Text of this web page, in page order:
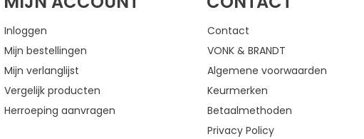
Inloggen
Mijn bestellingen
Mijn verlanglijst
Vergelijk producten
Herroeping aanvragen
Contact
VONK & BRANDT
Algemene voorwaarden
Keurmerken
Betaalmethoden
Privacy Policy